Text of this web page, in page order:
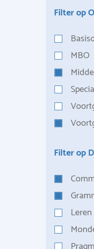
Filter op
MBO
Filter op